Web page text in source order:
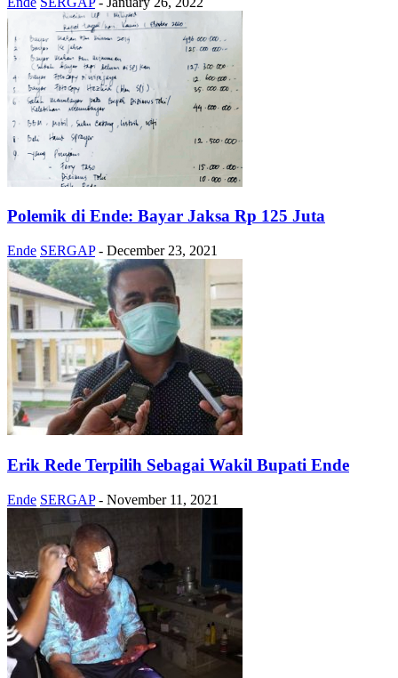
Polemik di Ende: Bayar Jaksa Rp 125 Juta
Ende SERGAP - December 23, 2021
Erik Rede Terpilih Sebagai Wakil Bupati Ende
Ende SERGAP - November 11, 2021